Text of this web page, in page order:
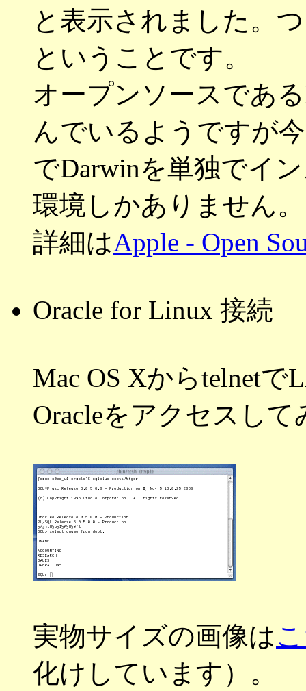
と表示されました。
ということです。
オープンソースであ
んでいるようですが
でDarwinを単独でイ
環境しかありません。
詳細はApple - Open
Oracle for Linux 接続
Mac OS Xからtelnet
Oracleをアクセスし
実物サイズの画像は
化けしています）。